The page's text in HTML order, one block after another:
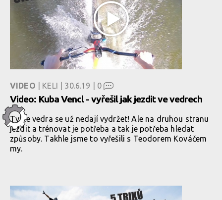
VIDEO | KELI | 30.6.19 | 0
Video: Kuba Vencl - vyřešil jak jezdit ve vedrech
Tyhle vedra se už nedají vydržet! Ale na druhou stranu
jezdit a trénovat je potřeba a tak je potřeba hledat
způsoby. Takhle jsme to vyřešili s Teodorem Kováčem
my.